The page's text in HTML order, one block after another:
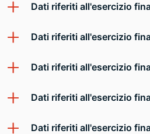
Dati riferiti all'esercizio
Dati riferiti all'esercizio
Dati riferiti all'esercizio
Dati riferiti all'esercizio
Dati riferiti all'esercizio